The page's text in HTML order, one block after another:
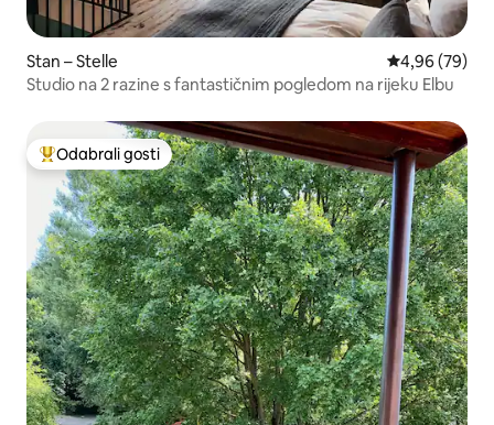
Stan – Stelle Prosječna
4,96 (79)
Studio na 2 razine s fantastičnim pogledom na rijeku Elbu
Među najviše rangiranima s oznakom „Odabrali gosti”
Odabrali gosti